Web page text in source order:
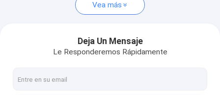
Pérgola Louvered de aluminio
Pergola de tejido retráctil
Toldo retractable
Vea más
Deja Un Mensaje
Le Responderemos Rápidamente